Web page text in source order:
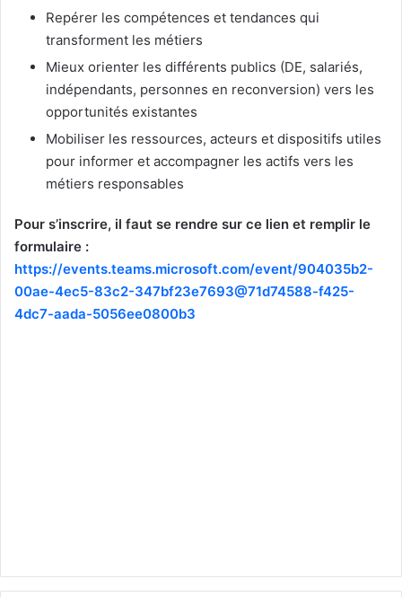
Repérer les compétences et tendances qui
transforment les métiers
Mieux orienter les différents publics (DE, salariés,
indépendants, personnes en reconversion) vers les
opportunités existantes
Mobiliser les ressources, acteurs et dispositifs utiles
pour informer et accompagner les actifs vers les
métiers responsables
Pour s’inscrire, il faut se rendre sur ce lien et remplir le
formulaire :
https://events.teams.microsoft.com/event/904035b2-
00ae-4ec5-83c2-347bf23e7693@71d74588-f425-
4dc7-aada-5056ee0800b3